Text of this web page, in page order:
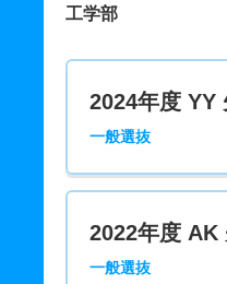
工学部
2024年度 YY
一般選抜
2022年度 AK
一般選抜